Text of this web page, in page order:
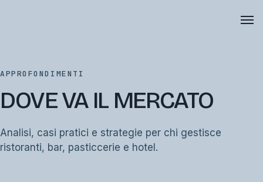
APPROFONDIMENTI
DOVE VA IL MERCATO
Analisi, casi pratici e strategie per chi gestisce
ristoranti, bar, pasticcerie e hotel.